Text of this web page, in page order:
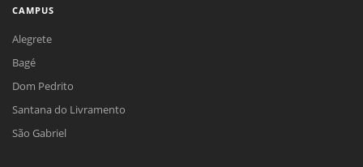
CAMPUS
Alegrete
Bagé
Dom Pedrito
Santana do Livramento
São Gabriel